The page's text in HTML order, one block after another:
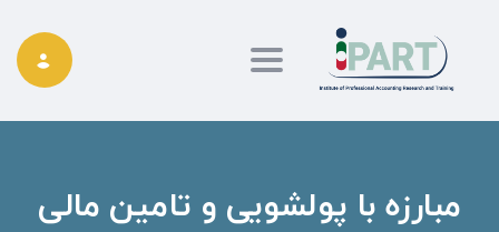
Toggle navigation
مبارزه با پولشویی و تامین مالی